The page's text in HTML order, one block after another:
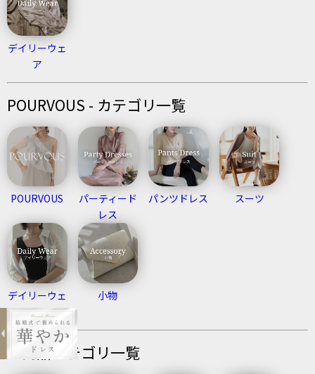
メタルビーズフラワー2WAYイヤリン
グ
¥4,980 購入する
デイリーウェ
ア
POURVOUS - カテゴリ一覧
POURVOUS
パーティード
レス
パンツドレス スーツ
デイリーウェ
ア
小物
全商品カテゴリ一覧